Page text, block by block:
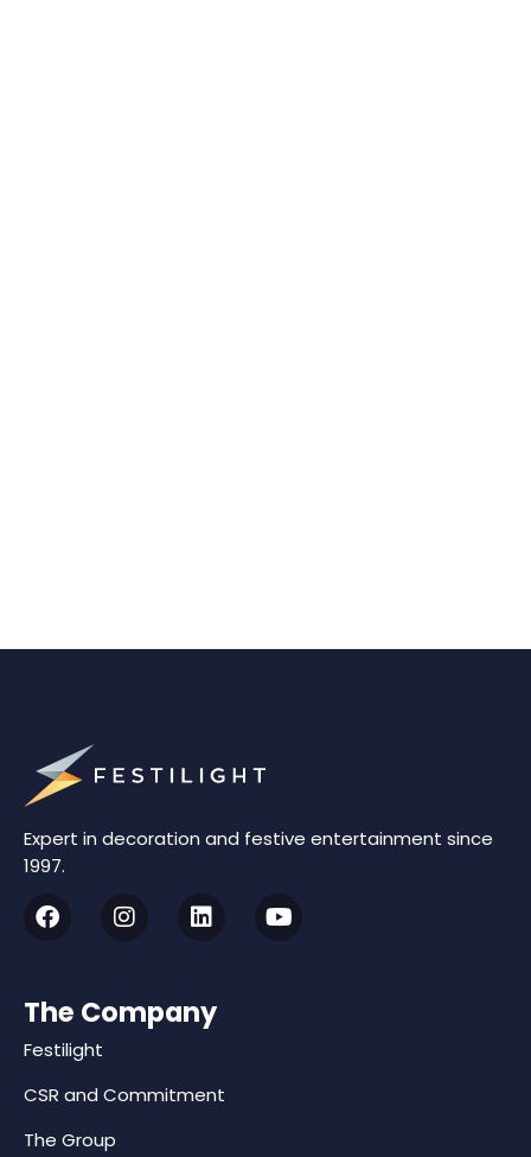
Expert in decoration and festive entertainment since
1997.
The Company
Festilight
CSR and Commitment
The Group